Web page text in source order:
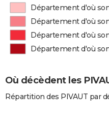
Département d'où
Département d'où
Département d'où
Département d'où
Où décèdent les
Répartition des PIVAUT par